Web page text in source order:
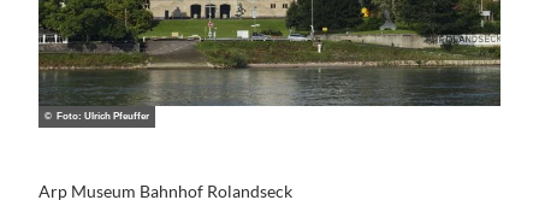
© Foto: Ulrich Pfeuffer
Arp Museum Bahnhof Rolandseck